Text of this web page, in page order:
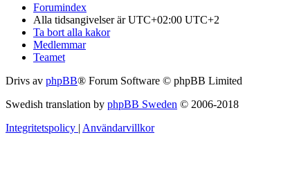
Forumindex
Alla tidsangivelser är UTC+02:00 UTC+2
Ta bort alla kakor
Medlemmar
Teamet
Drivs av phpBB® Forum Software © phpBB Limited
Swedish translation by phpBB Sweden © 2006-2018
Integritetspolicy | Användarvillkor